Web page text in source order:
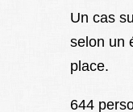
Un cas
selon un
place.
644